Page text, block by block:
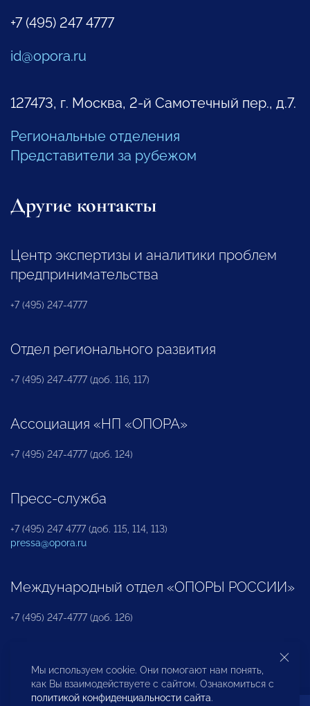
+7 (495) 247 4777
id@opora.ru
127473, г. Москва, 2-й Самотечный пер., д.7.
Региональные отделения
Представители за рубежом
Другие контакты
Центр экспертизы и аналитики проблем
предпринимательства
+7 (495) 247-4777
Отдел регионального развития
+7 (495) 247-4777 (доб. 116, 117)
Ассоциация «НП «ОПОРА»
+7 (495) 247-4777 (доб. 124)
Пресс-служба
+7 (495) 247 4777 (доб. 115, 114, 113)
pressa@opora.ru
Международный отдел «ОПОРЫ РОССИИ»
+7 (495) 247-4777 (доб. 126)
Бюро по защите прав предпринимателей и
инвесторов
Мы используем cookie. Они помогают нам понять,
как Вы взаимодействуете с сайтом. Ознакомиться с
политикой конфиденциальности сайта.